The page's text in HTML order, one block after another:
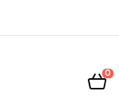
0